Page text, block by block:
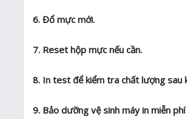
6. Đổ mực mới.
7. Reset hộp mực nếu cần.
8. In test để kiểm tra chất lượng sau
9. Bảo dưỡng vệ sinh máy in miễn